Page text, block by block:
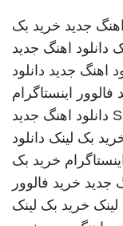
اهنگ جدید خرید بک
دانلود اهنگ جدید
اهنگ جدید دانلود
فالوور اینستاگرام
دانلود اهنگ جدید
بک لینک دانلود
خرید بک
جدید خرید فالوور
خرید بک لینک